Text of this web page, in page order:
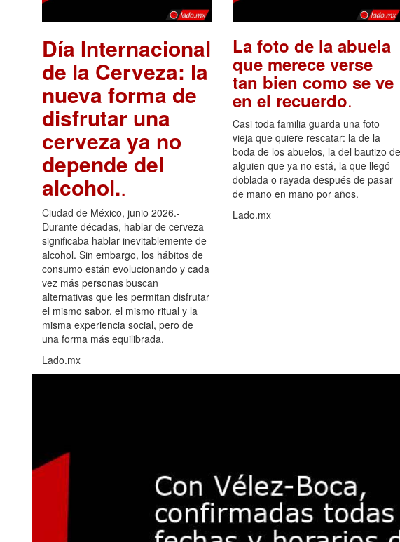
Día Internacional
de la Cerveza: la
nueva forma de
disfrutar una
cerveza ya no
depende del
alcohol..
Ciudad de México, junio 2026.-
Durante décadas, hablar de cerveza
significaba hablar inevitablemente de
alcohol. Sin embargo, los hábitos de
consumo están evolucionando y cada
vez más personas buscan
alternativas que les permitan disfrutar
el mismo sabor, el mismo ritual y la
misma experiencia social, pero de
una forma más equilibrada.
Lado.mx
La foto de la abuela
que merece verse
tan bien como se ve
en el recuerdo.
Casi toda familia guarda una foto
vieja que quiere rescatar: la de la
boda de los abuelos, la del bautizo de
alguien que ya no está, la que llegó
doblada o rayada después de pasar
de mano en mano por años.
Lado.mx